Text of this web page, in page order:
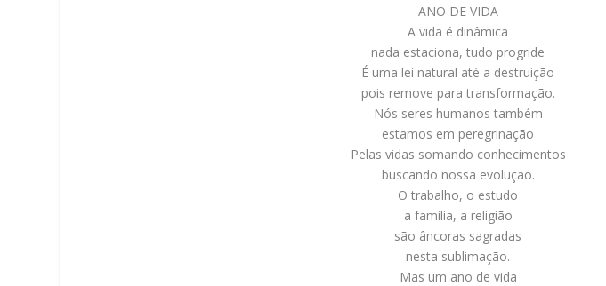
ANO DE VIDA
A vida é dinâmica
nada estaciona, tudo progride
É uma lei natural até a destruição
pois remove para transformação.
Nós seres humanos também
estamos em peregrinação
Pelas vidas somando conhecimentos
buscando nossa evolução.
O trabalho, o estudo
a família, a religião
são âncoras sagradas
nesta sublimação.
Mas um ano de vida